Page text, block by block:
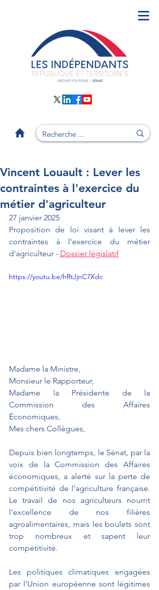
Vincent Louault : Lever les
contraintes à l'exercice du
métier d'agriculteur
27 janvier 2025
Proposition de loi visant à lever les
contraintes à l'exercice du métier
d'agriculteur - Dossier législatif
https://youtu.be/hRtJjnC7Xdc
Madame la Ministre,
Monsieur le Rapporteur,
Madame la Présidente de la
Commission des Affaires
Économiques,
Mes chers Collègues,
Depuis bien longtemps, le Sénat, par la
voix de la Commission des Affaires
économiques, a alerté sur la perte de
compétitivité de l'agriculture française.
Le travail de nos agriculteurs nourrit
l'excellence de nos filières
agroalimentaires, mais les boulets sont
trop nombreux et sapent leur
compétitivité.
Les politiques climatiques engagées
par l'Union européenne sont légitimes